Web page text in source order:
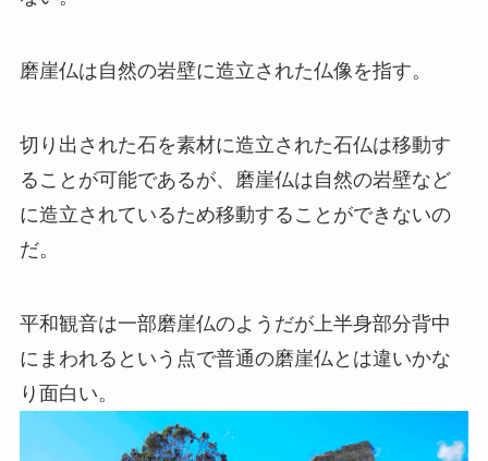
磨崖仏は自然の岩壁に造立された仏像を指す。
切り出された石を素材に造立された石仏は移動す
ることが可能であるが、磨崖仏は自然の岩壁など
に造立されているため移動することができないの
だ。
平和観音は一部磨崖仏のようだが上半身部分背中
にまわれるという点で普通の磨崖仏とは違いかな
り面白い。